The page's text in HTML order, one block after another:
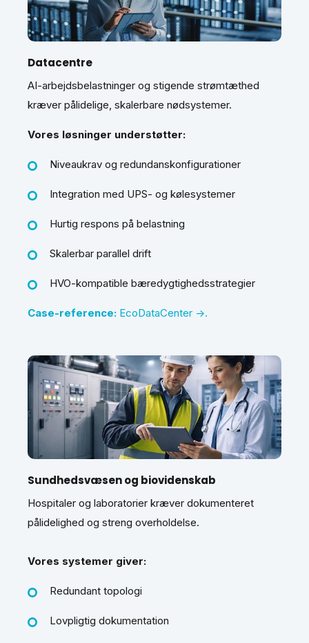
Datacentre
AI-arbejdsbelastninger og stigende strømtæthed
kræver pålidelige, skalerbare nødsystemer.
Vores løsninger understøtter:
Niveaukrav og redundanskonfigurationer
Integration med UPS- og kølesystemer
Hurtig respons på belastning
Skalerbar parallel drift
HVO-kompatible bæredygtighedsstrategier
Case-reference: EcoDataCenter →.
Sundhedsvæsen og biovidenskab
Hospitaler og laboratorier kræver dokumenteret
pålidelighed og streng overholdelse.
Vores systemer giver:
Redundant topologi
Lovpligtig dokumentation